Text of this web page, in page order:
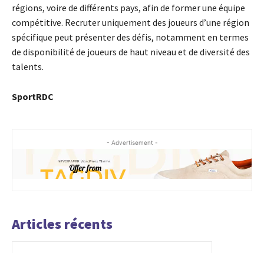
régions, voire de différents pays, afin de former une équipe
compétitive. Recruter uniquement des joueurs d’une région
spécifique peut présenter des défis, notamment en termes
de disponibilité de joueurs de haut niveau et de diversité des
talents.
SportRDC
- Advertisement -
Articles récents